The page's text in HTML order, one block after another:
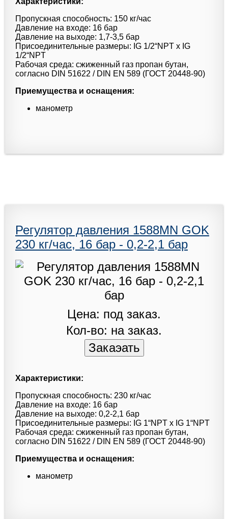
Пропускная способность: 150 кг/час
Давление на входе: 16 бар
Давление на выходе: 1,7-3,5 бар
Присоединительные размеры: IG 1/2“NPT x IG
1/2“NPT
Рабочая среда: сжиженный газ пропан бутан,
согласно DIN 51622 / DIN EN 589 (ГОСТ 20448-90)
Приемущества и оснащения:
манометр
Регулятор давления 1588MN GOK
230 кг/час, 16 бар - 0,2-2,1 бар
Цена: под заказ.
Кол-во: на заказ.
Характеристики:
Пропускная способность: 230 кг/час
Давление на входе: 16 бар
Давление на выходе: 0,2-2,1 бар
Присоединительные размеры: IG 1“NPT x IG 1“NPT
Рабочая среда: сжиженный газ пропан бутан,
согласно DIN 51622 / DIN EN 589 (ГОСТ 20448-90)
Приемущества и оснащения:
манометр